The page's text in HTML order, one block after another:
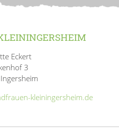
Eckert
3
kleiningersheim.de